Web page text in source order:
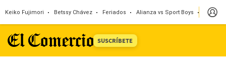
Keiko Fujimori Betssy Chávez Feriados Alianza vs Sport Boys Jorge
SUSCRÍBETE